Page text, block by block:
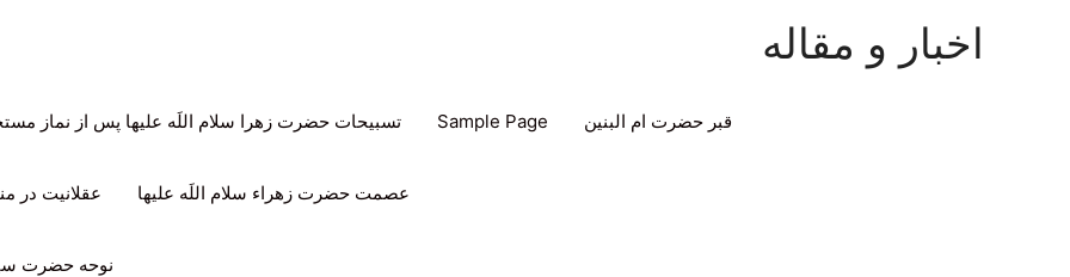
اخبار و مقاله
قبر حضرت ام البنین Sample Page تسبیحات حضرت زهرا سلام اللَه علیها پس از نماز
عصمت حضرت زهراء سلام اللَه علیها عقلانیت در
نوحه حضرت